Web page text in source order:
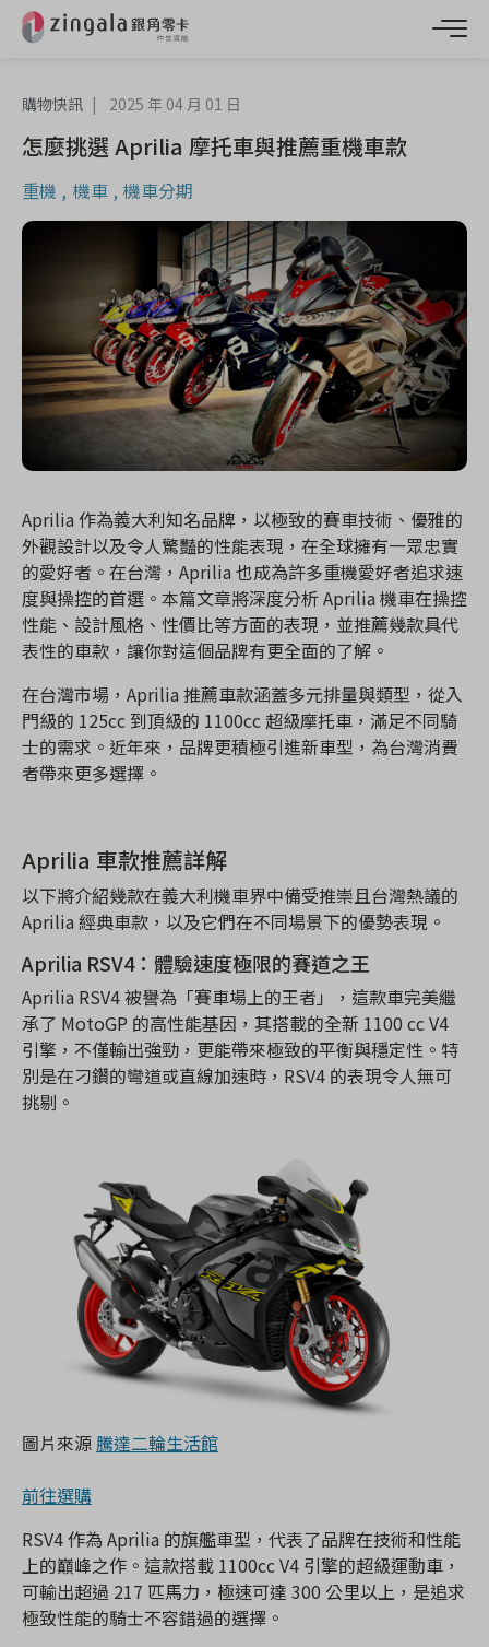
購物快訊 2025 年 04 月 01 日
怎麼挑選 Aprilia 摩托車與推薦重機車款
重機 機車 機車分期
Aprilia 作為義大利知名品牌，以極致的賽車技術、優雅的
外觀設計以及令人驚豔的性能表現，在全球擁有一眾忠實
的愛好者。在台灣，Aprilia 也成為許多重機愛好者追求速
度與操控的首選。本篇文章將深度分析 Aprilia 機車在操控
性能、設計風格、性價比等方面的表現，並推薦幾款具代
表性的車款，讓你對這個品牌有更全面的了解。
在台灣市場，Aprilia 推薦車款涵蓋多元排量與類型，從入
門級的 125cc 到頂級的 1100cc 超級摩托車，滿足不同騎
士的需求。近年來，品牌更積極引進新車型，為台灣消費
者帶來更多選擇。
Aprilia 車款推薦詳解
以下將介紹幾款在義大利機車界中備受推崇且台灣熱議的
Aprilia 經典車款，以及它們在不同場景下的優勢表現。
Aprilia RSV4：體驗速度極限的賽道之王
Aprilia RSV4 被譽為「賽車場上的王者」，這款車完美繼
承了 MotoGP 的高性能基因，其搭載的全新 1100 cc V4
引擎，不僅輸出強勁，更能帶來極致的平衡與穩定性。特
別是在刁鑽的彎道或直線加速時，RSV4 的表現令人無可
挑剔。
圖片來源 騰達二輪生活館
前往選購
RSV4 作為 Aprilia 的旗艦車型，代表了品牌在技術和性能
上的巔峰之作。這款搭載 1100cc V4 引擎的超級運動車，
可輸出超過 217 匹馬力，極速可達 300 公里以上，是追求
極致性能的騎士不容錯過的選擇。